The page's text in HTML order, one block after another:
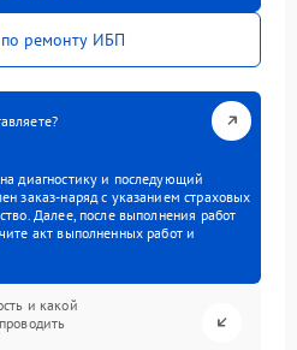
ремонту ИБП
диагностику и последующий
заказ-наряд с указанием страховых
Далее, после выполнения работ
акт выполненных работ и
и какой